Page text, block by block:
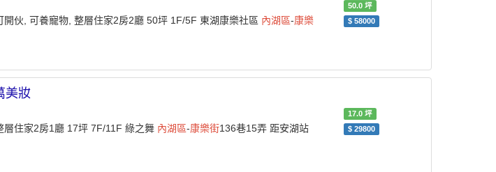
50.0坪
$ 58000
伙, 可養寵物, 整層住家2房2廳 50坪 1F/5F 東湖康樂社區 內湖區-康樂
美妝
17.0坪
$ 29800
住家2房1廳 17坪 7F/11F 綠之舞 內湖區-康樂街136巷15弄 距安湖站